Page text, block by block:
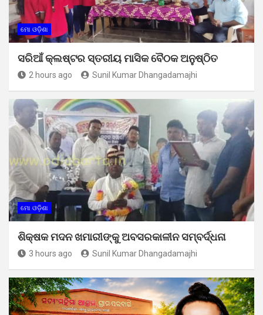
ମୋ ଓଡ଼ିଶା
ସରିଆଁ କ୍ଲଷ୍ଟର ସ୍ତରୀୟ ମାସିକ ବୈଠକ ଅନୁଷ୍ଠିତ
2 hours ago Sunil Kumar Dhangadamajhi
ମୋ ଓଡ଼ିଶା
ଶିକ୍ଷକ ମଦନ ଖମାରୀଙ୍କୁ ଅବସରକାଳୀନ ସମ୍ବର୍ଦ୍ଧନା
3 hours ago Sunil Kumar Dhangadamajhi